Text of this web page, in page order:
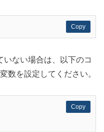
Copy
Copy
いない場合は、以下のコ
数を設定してください。
Copy
Copy